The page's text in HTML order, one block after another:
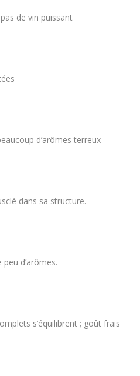
de vin puissant
d’arômes terreux
dans sa structure.
d’arômes.
s’équilibrent ; goût frais